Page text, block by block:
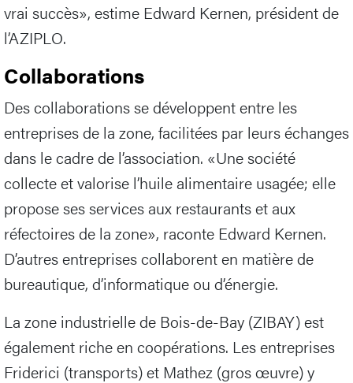
vrai succès», estime Edward Kernen, président de
l’AZIPLO.
Collaborations
Des collaborations se développent entre les
entreprises de la zone, facilitées par leurs échanges
dans le cadre de l’association. «Une société
collecte et valorise l’huile alimentaire usagée; elle
propose ses services aux restaurants et aux
réfectoires de la zone», raconte Edward Kernen.
D’autres entreprises collaborent en matière de
bureautique, d’informatique ou d’énergie.
La zone industrielle de Bois-de-Bay (ZIBAY) est
également riche en coopérations. Les entreprises
Friderici (transports) et Mathez (gros œuvre) y